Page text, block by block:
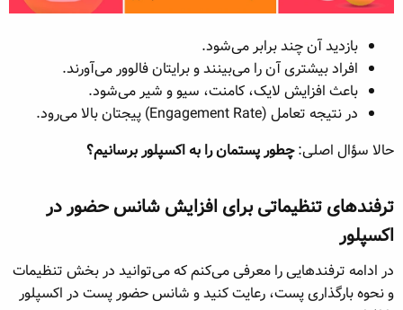
بازدید آن چند برابر می‌شود.
افراد بیشتری آن را می‌بینند و برایتان فالوور می‌آورند.
باعث افزایش لایک، کامنت، سیو و شیر می‌شود.
در نتیجه تعامل (Engagement Rate) پیجتان بالا می‌رود.
حالا سؤال اصلی:چطور پستمان را به اکسپلور برسانیم؟
ترفندهای تنظیماتی برای افزایش شانس حضور در
اکسپلور​
در ادامه ترفندهایی را معرفی می‌کنم که می‌توانید در بخش تنظیمات
و نحوه بارگذاری پست، رعایت کنید و شانس حضور پست در اکسپلور